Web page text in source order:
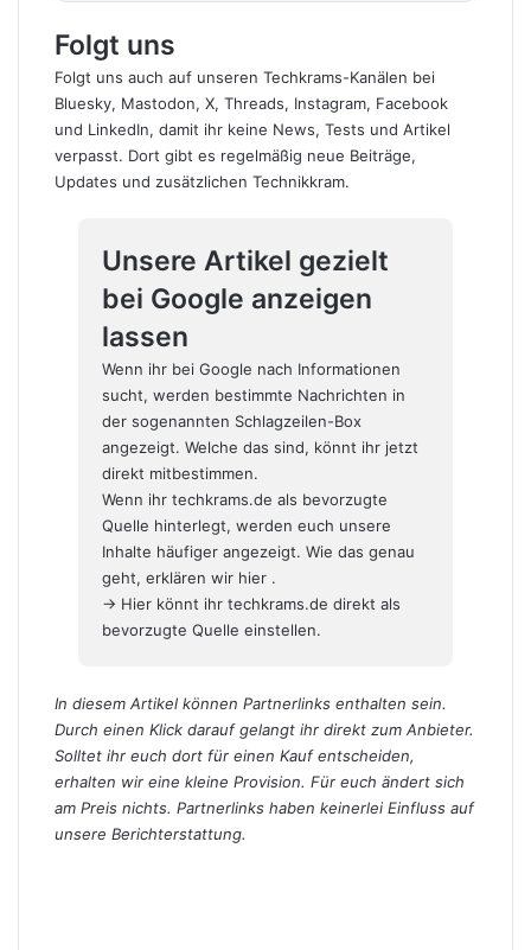
Folgt uns
Folgt uns auch auf unseren Techkrams-Kanälen bei
Bluesky, Mastodon, X, Threads, Instagram, Facebook
und LinkedIn, damit ihr keine News, Tests und Artikel
verpasst. Dort gibt es regelmäßig neue Beiträge,
Updates und zusätzlichen Technikkram.
Unsere Artikel gezielt
bei Google anzeigen
lassen
Wenn ihr bei Google nach Informationen
sucht, werden bestimmte Nachrichten in
der sogenannten Schlagzeilen-Box
angezeigt. Welche das sind, könnt ihr jetzt
direkt mitbestimmen.
Wenn ihr techkrams.de als bevorzugte
Quelle hinterlegt, werden euch unsere
Inhalte häufiger angezeigt. Wie das genau
geht, erklären wir hier .
→ Hier könnt ihr techkrams.de direkt als
bevorzugte Quelle einstellen.
In diesem Artikel können Partnerlinks enthalten sein.
Durch einen Klick darauf gelangt ihr direkt zum Anbieter.
Solltet ihr euch dort für einen Kauf entscheiden,
erhalten wir eine kleine Provision. Für euch ändert sich
am Preis nichts. Partnerlinks haben keinerlei Einfluss auf
unsere Berichterstattung.